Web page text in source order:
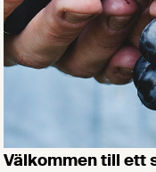
Välkommen till ett